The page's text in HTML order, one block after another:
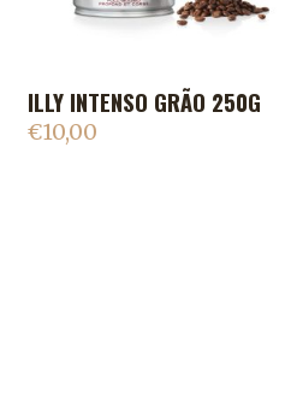
ADICIONAR AO CARRINHO
ILLY INTENSO GRÃO 250G
€10,00